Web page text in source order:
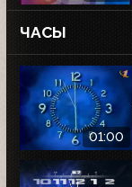
ЧАСЫ
01:00